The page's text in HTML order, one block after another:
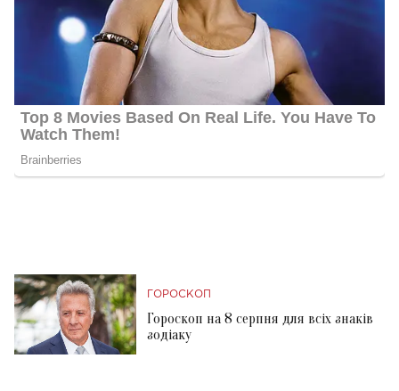
ГОРОСКОП
Гороскоп на 8 серпня для всіх знаків
зодіаку